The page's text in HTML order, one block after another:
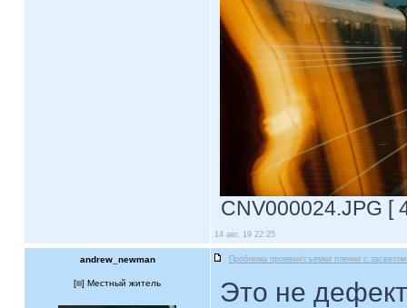
CNV000024.JPG [
14 авг, 19 22:25
andrew_newman Проблема проявки/съемки пленки с
[ ] Местный житель
Это не